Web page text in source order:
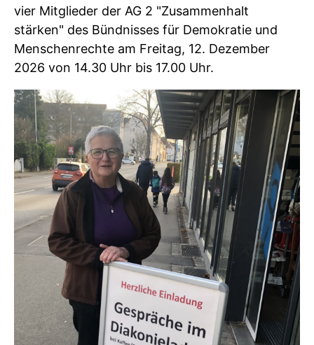
vier Mitglieder der AG 2 "Zusammenhalt
stärken" des Bündnisses für Demokratie und
Menschenrechte am Freitag, 12. Dezember
2026 von 14.30 Uhr bis 17.00 Uhr.